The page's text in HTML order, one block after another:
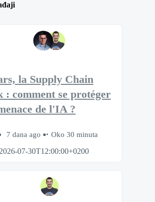
la Supply Chain
: comment se protéger
de l'IA ?
7 dana ago
Oko 30 minuta
2026-07-30T12:00:00+0200